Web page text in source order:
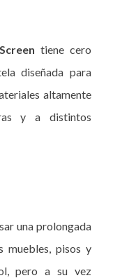
tiene cero
diseñada para
altamente
y a distintos
una prolongada
muebles, pisos y
pero a su vez